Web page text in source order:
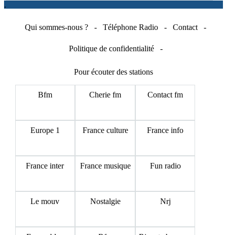
.
Qui sommes-nous ? - Téléphone Radio - Contact -
Politique de confidentialité -
Pour écouter des stations
Bfm Cherie fm Contact fm
Europe 1 France culture France info
France inter France musique Fun radio
Le mouv Nostalgie Nrj